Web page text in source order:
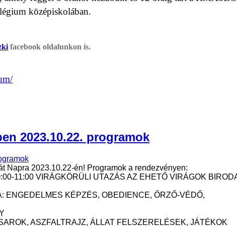
középiskolában.
facebook oldalunkon is.
2023.10.22. programok
Napra 2023.10.22-én! Programok a rendezvényen:
11:00 VIRÁGKÖRÜLI UTAZÁS AZ EHETŐ VIRÁGOK
ENGEDELMES KÉPZÉS, OBEDIENCE, ŐRZŐ-VÉDŐ,
ASZFALTRAJZ, ÁLLAT FELSZERELÉSEK, JÁTÉKOK